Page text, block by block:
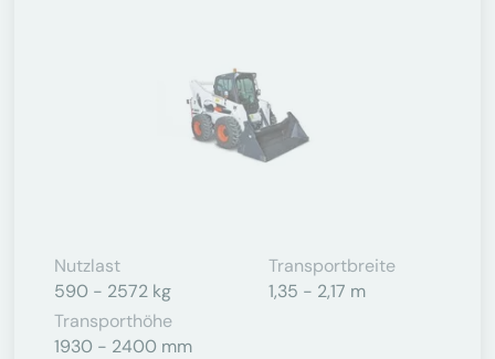
Nutzlast
590 - 2572 kg
Transportbreite
1,35 - 2,17 m
Transporthöhe
1930 - 2400 mm